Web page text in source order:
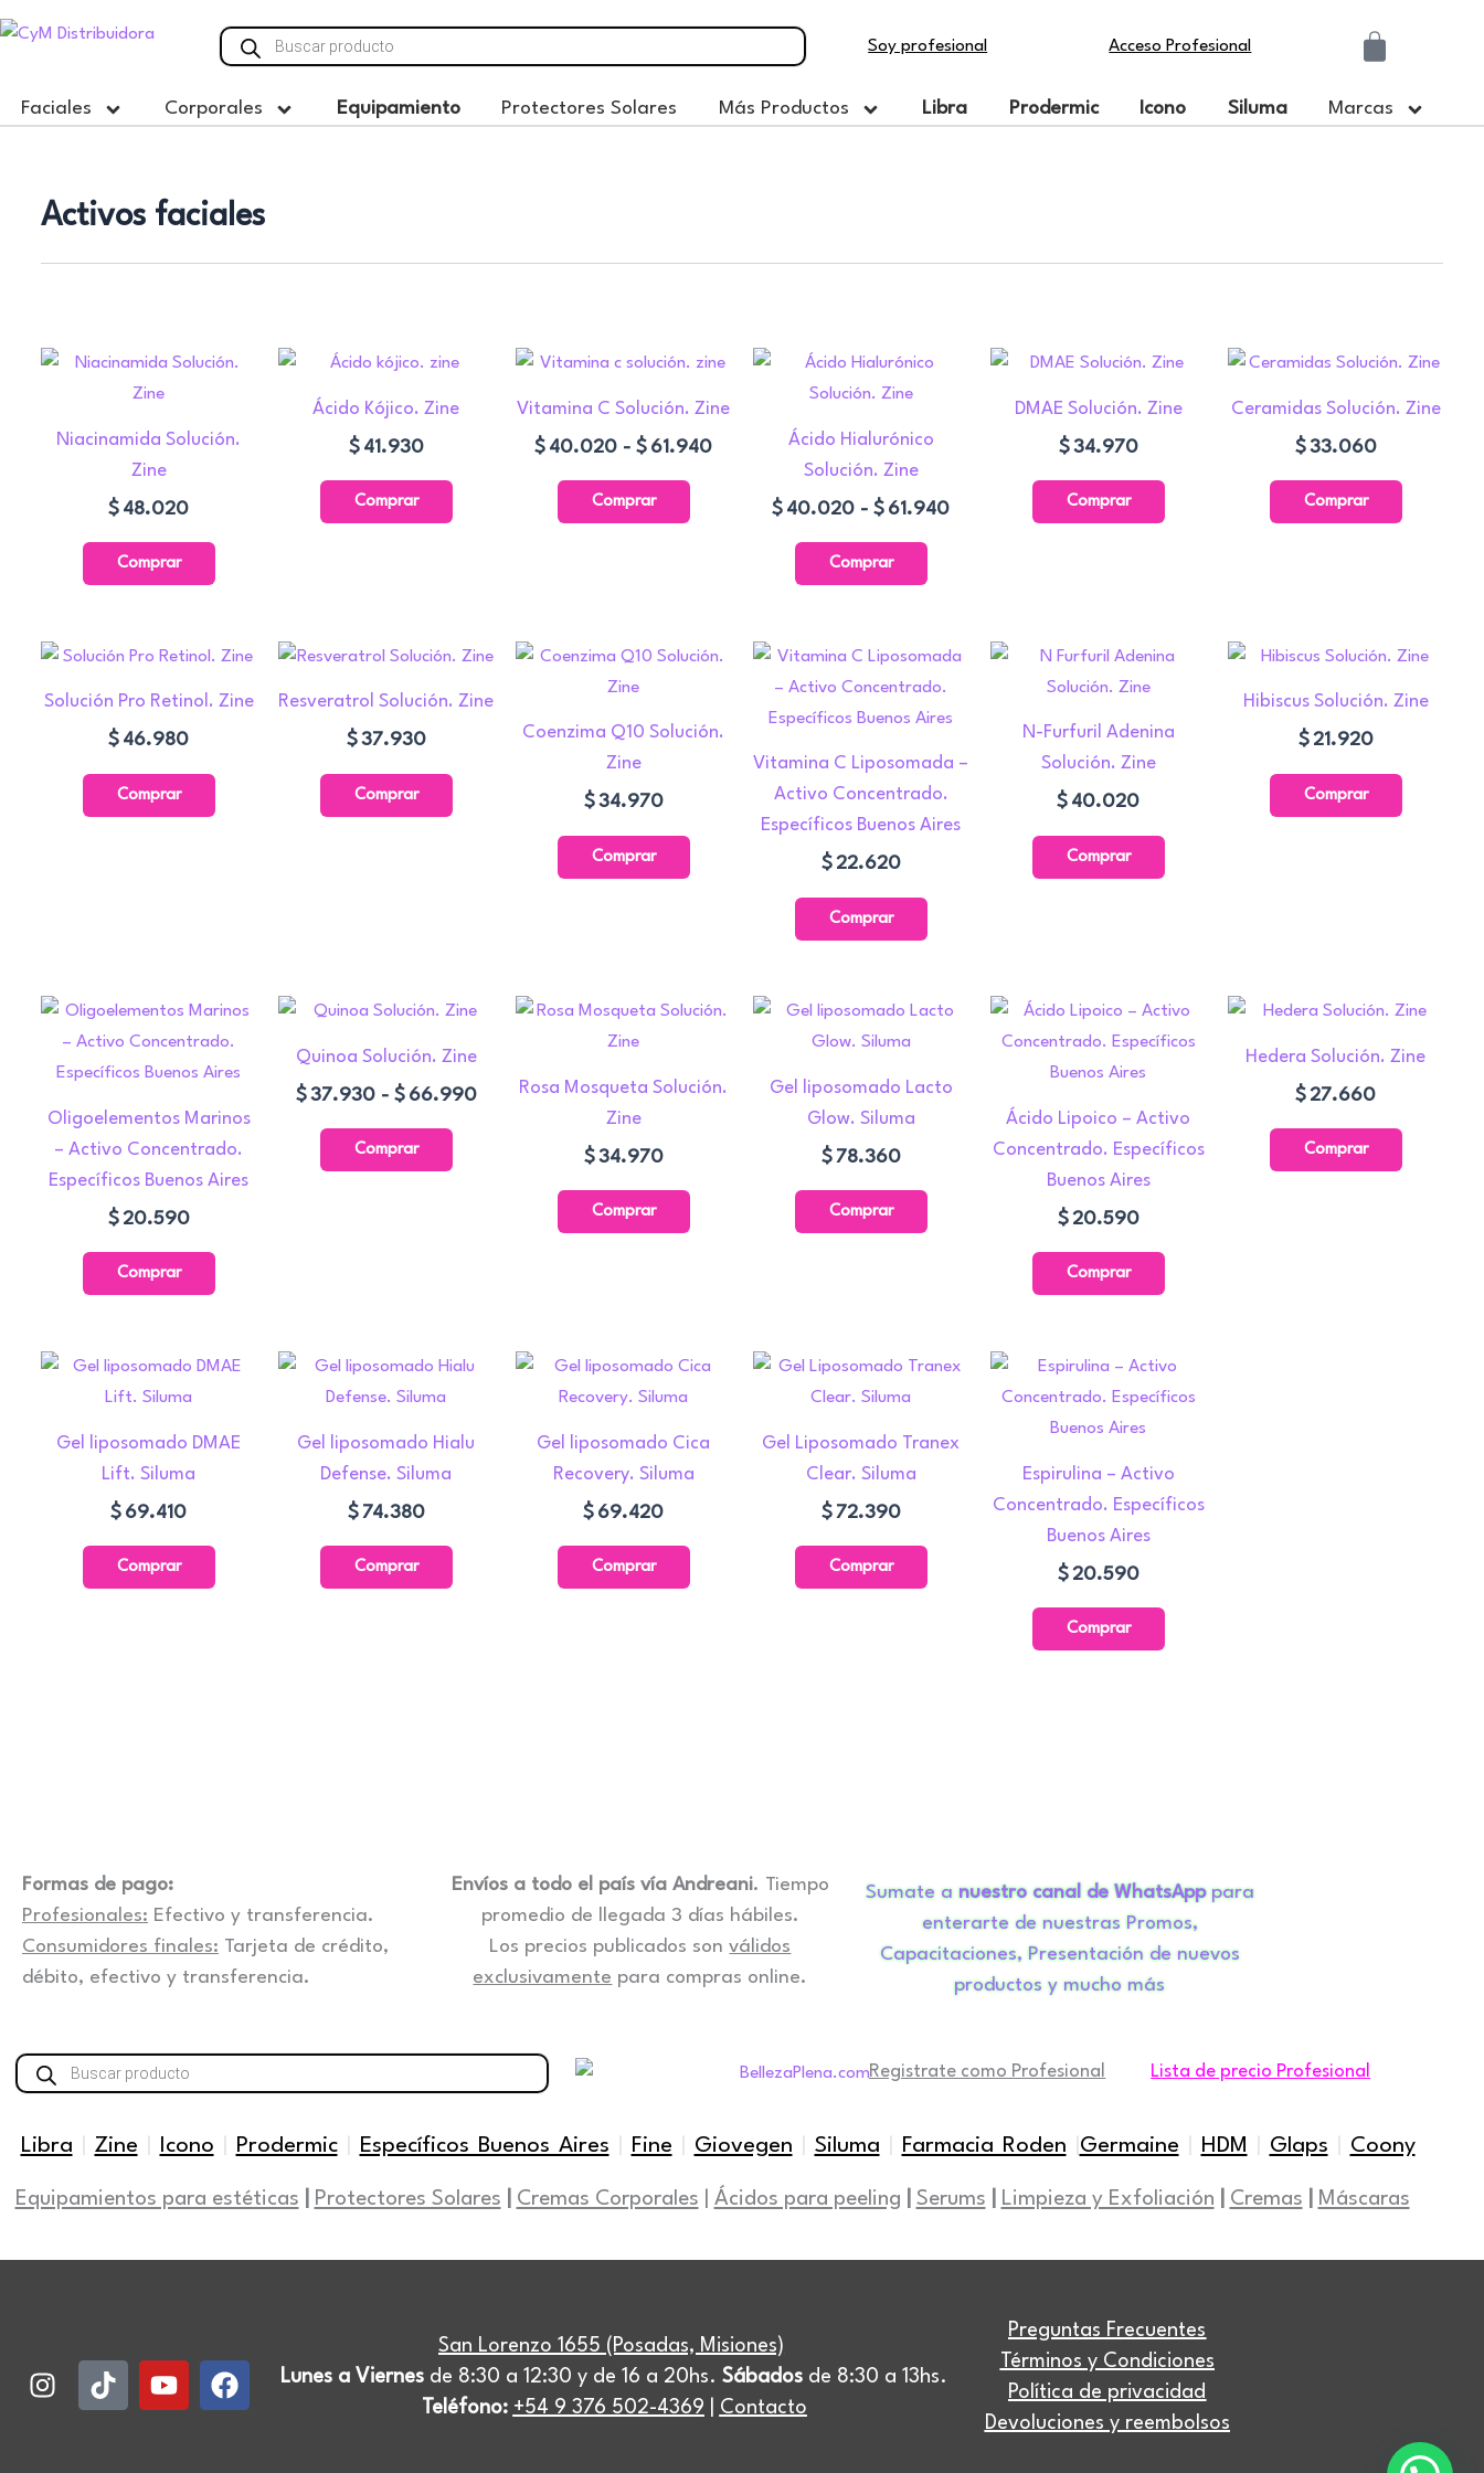
Búsqueda
de
Soy profesional Acceso Profesional Carrito
Faciales Corporales Equipamiento Protectores Solares Más Productos Libra Prodermic Icono Siluma Marcas
Activos faciales
Niacinamida Solución.
Zine
$ 48.020
Comprar
Ácido Kójico. Zine
$ 41.930
Comprar
Vitamina C Solución. Zine
$ 40.020 - $ 61.940
Rango
precios:
desde
$61.940
Comprar
Este
múltiples
variantes.
Las
página
Ácido Hialurónico
Solución. Zine
$ 40.020 - $ 61.940
Rango
precios:
Comprar
Este
Las
opciones
se
de
producto
DMAE Solución. Zine
$ 34.970
Comprar
Ceramidas Solución. Zine
$ 33.060
Comprar
Solución Pro Retinol. Zine
$ 46.980
Comprar
Resveratrol Solución. Zine
$ 37.930
Comprar
Coenzima Q10 Solución.
Zine
$ 34.970
Comprar
Vitamina C Liposomada –
Activo Concentrado.
Específicos Buenos Aires
$ 22.620
Comprar
N-Furfuril Adenina
Solución. Zine
$ 40.020
Comprar
Hibiscus Solución. Zine
$ 21.920
Comprar
Oligoelementos Marinos
– Activo Concentrado.
Específicos Buenos Aires
$ 20.590
Comprar
Quinoa Solución. Zine
$ 37.930 - $ 66.990
Rango
precios:
desde
Comprar
Este
múltiples
variantes.
Las
producto
Rosa Mosqueta Solución.
Zine
$ 34.970
Comprar
Gel liposomado Lacto
Glow. Siluma
$ 78.360
Comprar
Ácido Lipoico – Activo
Concentrado. Específicos
Buenos Aires
$ 20.590
Comprar
Hedera Solución. Zine
$27.660
Comprar
Gel liposomado DMAE
Lift. Siluma
$ 69.410
Comprar
Gel liposomado Hialu
Defense. Siluma
$ 74.380
Comprar
Gel liposomado Cica
Recovery. Siluma
$ 69.420
Comprar
Gel Liposomado Tranex
Clear. Siluma
$ 72.390
Comprar
Espirulina – Activo
Concentrado. Específicos
Buenos Aires
$ 20.590
Comprar
Formas de pago:
Profesionales: Efectivo y transferencia.
Consumidores finales: Tarjeta de crédito,
débito, efectivo y transferencia.
Envíos a todo el país vía Andreani. Tiempo
promedio de llegada 3 días hábiles.
Los precios publicados sonválidos
exclusivamente para compras online.
Sumate a nuestro canal de WhatsApppara
enterarte de nuestras Promos,
Capacitaciones, Presentación de nuevos
productos y mucho más
Búsqueda
de
Registrate como Profesional Lista de precio Profesional
Libra Zine Icono Prodermic| Específicos Buenos Aires Fine Giovegen Siluma Farmacia Roden Germaine HDM Glaps Coony
Equipamientos para estéticas Protectores Solares Cremas Corporales Ácidos para peeling Serums Limpieza y Exfoliación Cremas Máscaras
Instagram
TiktokYoutubeFacebook
San Lorenzo 1655 (Posadas, Misiones)
Lunes a Viernes de 8:30 a 12:30 y de 16 a 20hs.Sábados de 8:30 a 13hs.
Teléfono: +54 9 376 502-4369 Contacto
Preguntas Frecuentes
Términos y Condiciones
Política de privacidad
Devoluciones y reembolsos